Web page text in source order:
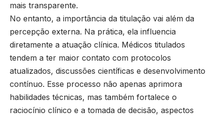
mais transparente.
No entanto, a importância da titulação vai além da
percepção externa. Na prática, ela influencia
diretamente a atuação clínica. Médicos titulados
tendem a ter maior contato com protocolos
atualizados, discussões científicas e desenvolvimento
contínuo. Esse processo não apenas aprimora
habilidades técnicas, mas também fortalece o
raciocínio clínico e a tomada de decisão, aspectos